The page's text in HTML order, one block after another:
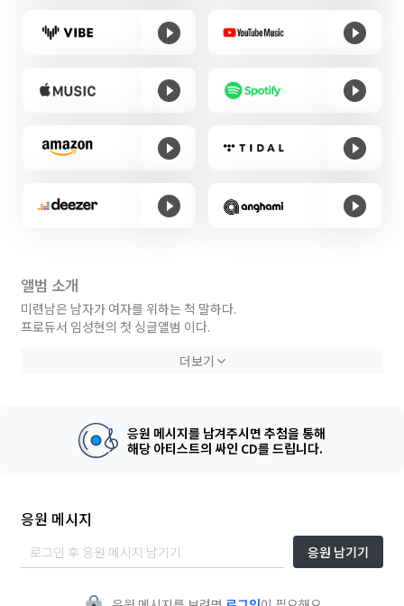
앨범 소개
미련남은 남자가 여자를 위하는 척 말하다.
프로듀서 임성현의 첫 싱글앨범 이다.
더보기
응원 메시지를 남겨주시면 추첨을 통해
해당 아티스트의 싸인 CD를 드립니다.
응원 메시지
응원 남기기